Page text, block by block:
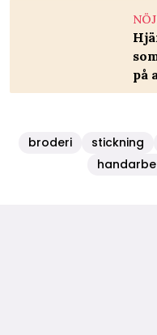
på
broderi stickning